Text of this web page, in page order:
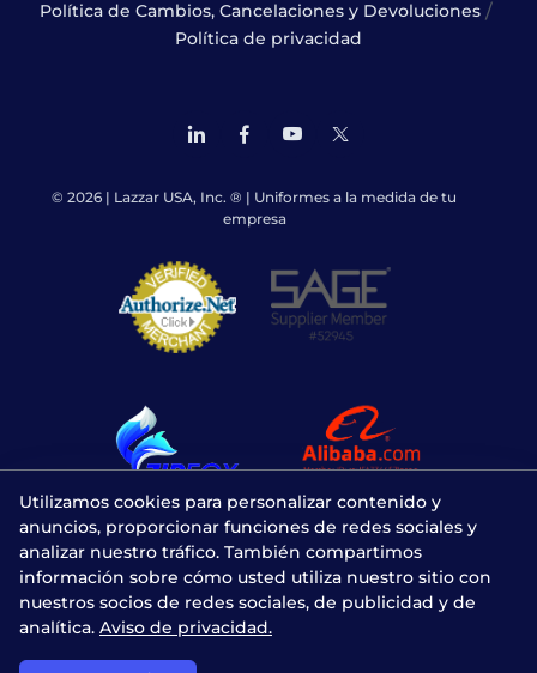
Política de Cambios, Cancelaciones y Devoluciones /
Política de privacidad
© 2026 | Lazzar USA, Inc. ® | Uniformes a la medida de tu
empresa
Utilizamos cookies para personalizar contenido y
anuncios, proporcionar funciones de redes sociales y
analizar nuestro tráfico. También compartimos
información sobre cómo usted utiliza nuestro sitio con
nuestros socios de redes sociales, de publicidad y de
analítica. Aviso de privacidad.